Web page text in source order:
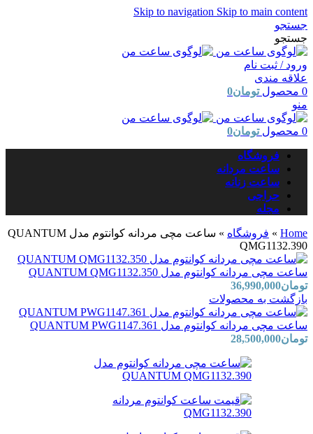
Skip to navigation Skip to main content
جستجو
جستجو
ورود / ثبت نام
علاقه مندی
0 محصول تومان0
منو
0 محصول تومان0
فروشگاه
ساعت مردانه
ساعت زنانه
حراجی
مجله
Home
» فروشگاه »
ساعت مچی مردانه کوانتوم مدل QUANTUM
QMG1132.390
ساعت مچی مردانه کوانتوم مدل QUANTUM QMG1132.350
تومان36,990,000
بازگشت به محصولات
ساعت مچی مردانه کوانتوم مدل QUANTUM PWG1147.361
تومان28,500,000